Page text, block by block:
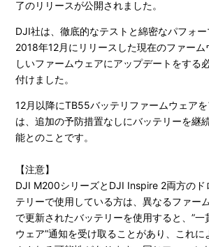
了のリリースが公開されました。
DJI社は、徹底的なテストと綿密なパフォー
2018年12月にリリースした現在のファー
しいファームウェアにアップデートをする
付けました。
12月以降にTB55バッテリファームウェア
は、追加の予防措置なしにバッテリーを継
能とのことです。
【注意】
DJI M200シリーズとDJI Inspire 2両方のド
テリーで使用している方は、異なるファー
で更新されたバッテリーを使用すると、”
ウェア”通知を受け取ることがあり、これに